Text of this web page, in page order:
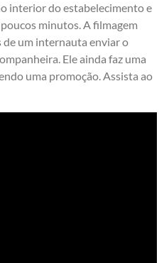
interior do estabelecimento e
minutos. A filmagem
de um internauta enviar o
Ele ainda faz uma
uma promoção. Assista ao